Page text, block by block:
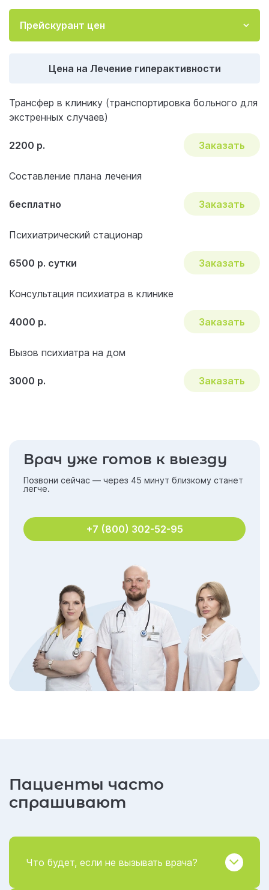
Прейскурант цен
Цена на Лечение гиперактивности
Трансфер в клинику (транспортировка больного для
экстренных случаев)
2200 р. Заказать
Составление плана лечения
бесплатно Заказать
Психиатрический стационар
6500 р. сутки Заказать
Консультация психиатра в клинике
4000 р. Заказать
Вызов психиатра на дом
3000 р. Заказать
Врач уже готов к выезду
Позвони сейчас — через 45 минут близкому станет
легче.
+7 (800) 302-52-95
Пациенты часто
спрашивают
Что будет, если не вызывать врача?